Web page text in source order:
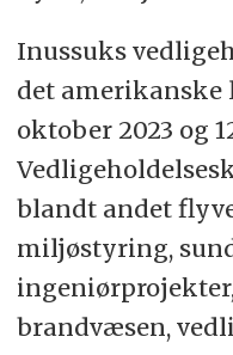
Inussuks
det amerikanske
oktober 2023 og
blandt andet
miljøstyring,
brandvæsen,